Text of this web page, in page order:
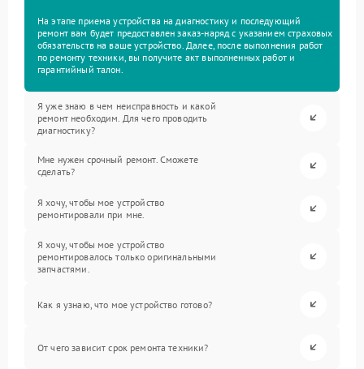
На этапе приема устройства на диагностику и последующий
ремонт вам будет предоставлен заказ-наряд с указанием страховых
обязательств на ваше устройство. Далее, после выполнения работ
по ремонту техники, вы получите акт выполненных работ и
гарантийный талон.
Я уже знаю в чем неисправность и какой
ремонт необходим. Для чего проводить
диагностику?
Мне нужен срочный ремонт. Сможете
сделать?
Я хочу, чтобы мое устройство
ремонтировали при мне.
Я хочу, чтобы мое устройство
ремонтировалось только оригинальными
запчастями.
Как я узнаю, что мое устройство готово?
От чего зависит срок ремонта техники?